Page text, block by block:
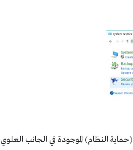
انقر بزر الماوس الأيسر أو انقر فوق علامة التبويب System Protection (حماية النظام) الموجودة في الجانب العلوي